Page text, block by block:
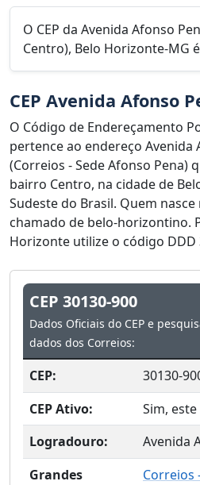
O CEP da Avenida Afonso
Centro), Belo Horizonte-MG é
CEP Avenida Afonso
O Código de Endereçamento
pertence ao endereço Avenida
(Correios - Sede Afonso Pena)
bairro Centro, na cidade de
Sudeste do Brasil. Quem
chamado de belo-horizontino.
Horizonte utilize o código DDD
CEP 30130-900
Dados Oficiais do CEP e
dados dos Correios:
CEP:
30130-
CEP Ativo:
Sim, este
Logradouro:
Avenida
Grandes
Correios